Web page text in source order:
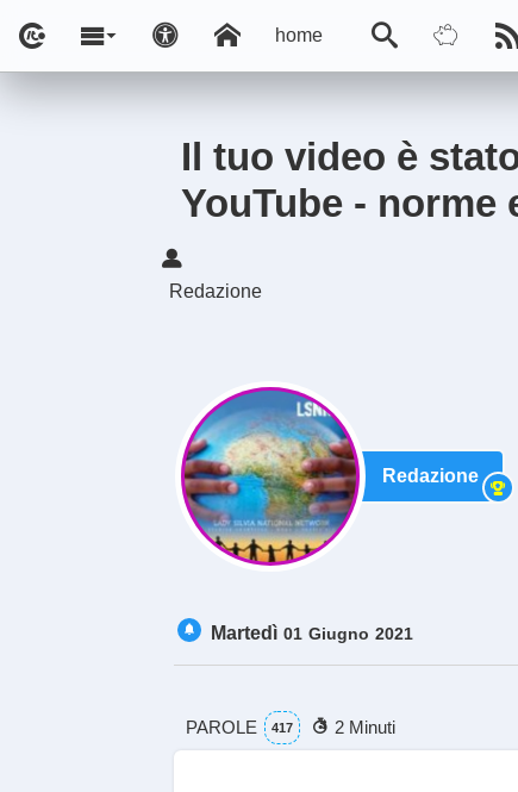
home
Il tuo video è
YouTube -
Redazione
Redazione
Martedì 01 Giugno 2021
PAROLE 417 2 Minuti